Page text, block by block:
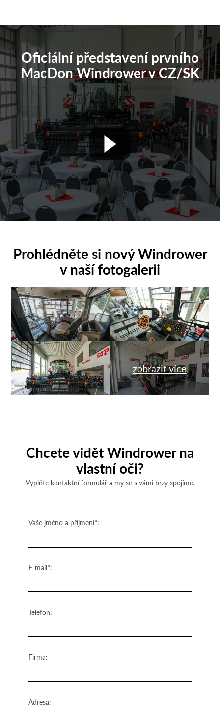
Oficiální představení prvního
MacDon Windrower v CZ/SK
Prohlédněte si nový Windrower
v naší fotogalerii
zobrazit více
Chcete vidět Windrower na
vlastní oči?
Vyplňte kontaktní formulář a my se s vámi brzy spojíme.
Vaše jméno a příjmení*:
E-mail*:
Telefon:
Firma:
Adresa: